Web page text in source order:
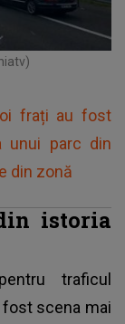
frați au fost
unui parc din
din zonă
istoria
traficul
scena mai